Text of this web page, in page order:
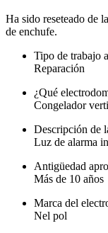
Ha sido reseteado de
de enchufe.
Tipo de trabajo
Reparación
¿Qué
Congelador
Descripción de
Luz de alarma
Antigüedad
Más de 10 años
Marca del
Nel pol